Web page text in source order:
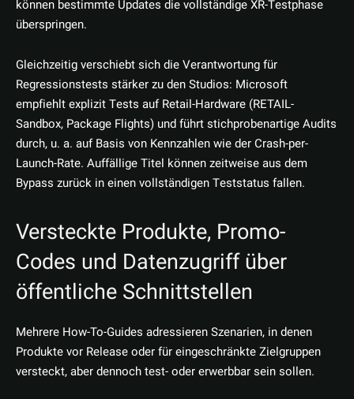
können bestimmte Updates die vollständige XR-Testphase
überspringen.
Gleichzeitig verschiebt sich die Verantwortung für
Regressionstests stärker zu den Studios: Microsoft
empfiehlt explizit Tests auf Retail-Hardware (RETAIL-
Sandbox, Package Flights) und führt stichprobenartige Audits
durch, u. a. auf Basis von Kennzahlen wie der Crash-per-
Launch-Rate. Auffällige Titel können zeitweise aus dem
Bypass zurück in einen vollständigen Teststatus fallen.
Versteckte Produkte, Promo-
Codes und Datenzugriff über
öffentliche Schnittstellen
Mehrere How-To-Guides adressieren Szenarien, in denen
Produkte vor Release oder für eingeschränkte Zielgruppen
versteckt, aber dennoch test- oder erwerbbar sein sollen.